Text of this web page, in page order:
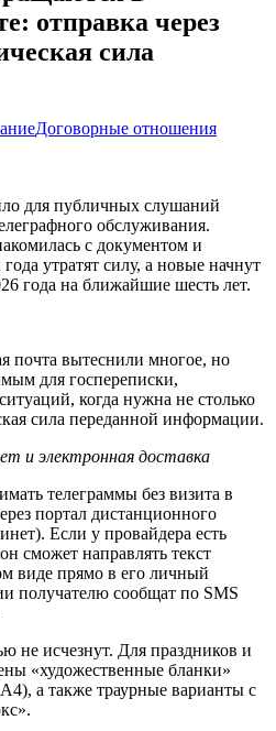
отправка через
сила
Договорные отношения
для публичных слушаний
обслуживания.
с документом и
утратят силу, а новые начнут
года на ближайшие шесть лет.
почта вытеснили многое, но
для госпереписки,
когда нужна не столько
сила переданной информации.
и электронная доставка
телеграммы без визита в
портал дистанционного
Если у провайдера есть
сможет направлять текст
виде прямо в его личный
получателю сообщат по SMS
не исчезнут. Для праздников и
«художественные бланки»
а также траурные варианты с